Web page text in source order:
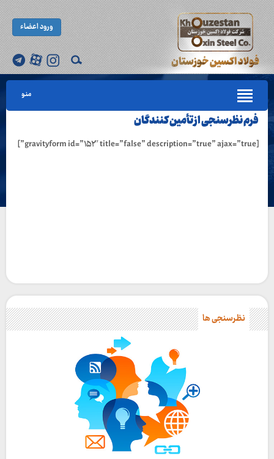
ورود اعضاء
منو
فرم نظرسنجی از تأمین کنندگان
[gravityform id=”۱۵۲″ title=”false” description=”true” ajax=”true”]
نظرسنجی ها